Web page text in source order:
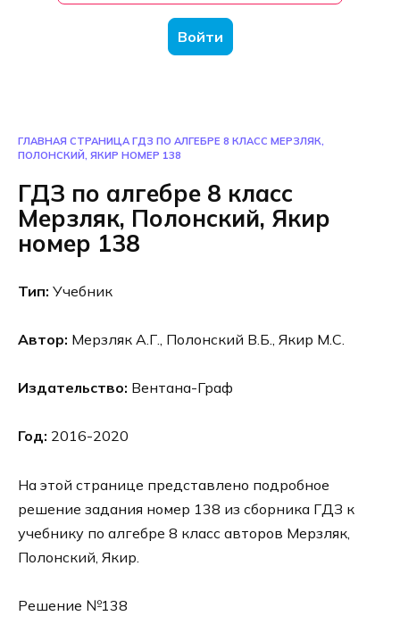
Войти
ГЛАВНАЯ СТРАНИЦА ГДЗ ПО АЛГЕБРЕ 8 КЛАСС МЕРЗЛЯК,
ПОЛОНСКИЙ, ЯКИР НОМЕР 138
ГДЗ по алгебре 8 класс
Мерзляк, Полонский, Якир
номер 138
Тип: Учебник
Автор: Мерзляк А.Г., Полонский В.Б., Якир М.С.
Издательство: Вентана-Граф
Год: 2016-2020
На этой странице представлено подробное
решение задания номер 138 из сборника ГДЗ к
учебнику по алгебре 8 класс авторов Мерзляк,
Полонский, Якир.
Решение №138